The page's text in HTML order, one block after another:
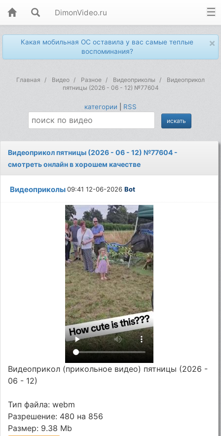
DimonVideo.ru
×
Какая мобильная ОС оставила у вас самые теплые
воспоминания?
Главная Видео Разное Видеоприколы
Видеоприкол
пятницы (2026 - 06 - 12) №77604
категории RSS
Видеоприкол пятницы (2026 - 06 - 12) №77604 -
смотреть онлайн в хорошем качестве
Видеоприколы09:41 12-06-2026Bot
Видеоприкол (прикольное видео) пятницы (2026 -
06 - 12)
Тип файла: webm
Разрешение: 480 на 856
Размер: 9.38 Mb